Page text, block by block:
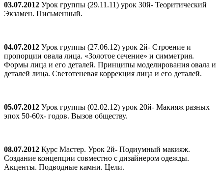
03.07.2012 Урок группы (29.11.11) урок 30й- Теоритический
Экзамен. Письменный.
04.07.2012 Урок группы (27.06.12) урок 2й- Строение и
пропорции овала лица. «Золотое сечение» и симметрия.
Формы лица и его деталей. Принципы моделирования овала и
деталей лица. Светотеневая коррекция лица и его деталей.
05.07.2012 Урок группы (02.02.12) урок 20й- Макияж разных
эпох 50-60х- годов. Вызов обществу.
08.07.2012 Курс Мастер. Урок 2й- Подиумный макияж.
Создание концепции совместно с дизайнером одежды.
Акценты. Подводные камни. Цели.